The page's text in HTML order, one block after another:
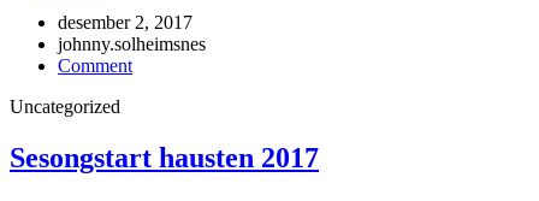
desember 2, 2017
johnny.solheimsnes
Commenton
Uncategorized
Sesongstart hausten 2017